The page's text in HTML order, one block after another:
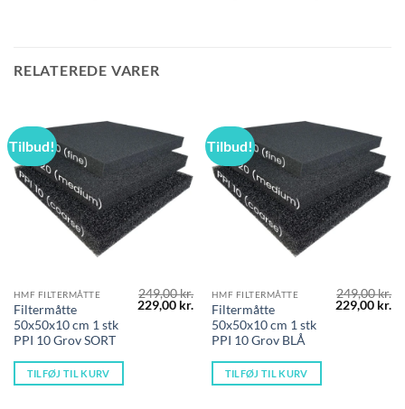
RELATEREDE VARER
Tilbud!
HMF FILTERMÅTTE
Filtermåtte
50x50x10 cm 1 stk
PPI 10 Grov SORT
249,00kr.
Den
oprindelige
229,00 kr. Den
aktuelle
pris
TILFØJ TIL KURV
Tilbud!
HMF FILTERMÅTTE
Filtermåtte
50x50x10 cm 1 stk
PPI 10 Grov BLÅ
249,00kr.
Den
oprindelige
229,00 kr.
TILFØJ TIL KURV